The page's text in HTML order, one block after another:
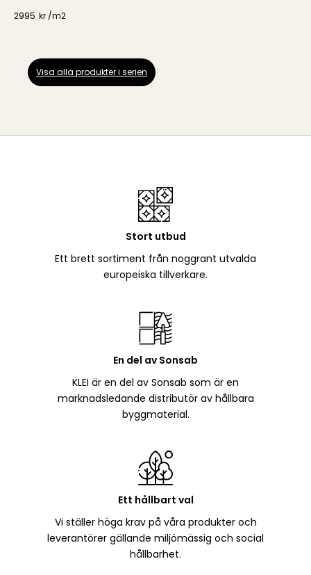
2995 kr /m2
Visa alla produkter i serien
Stort utbud
Ett brett sortiment från noggrant utvalda
europeiska tillverkare.
En del av Sonsab
KLEI är en del av Sonsab som är en
marknadsledande distributör av hållbara
byggmaterial.
Ett hållbart val
Vi ställer höga krav på våra produkter och
leverantörer gällande miljömässig och social
hållbarhet.